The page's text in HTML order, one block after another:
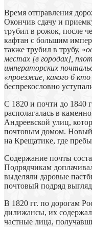
Время отправления
Окончив сдачу и
трубил в рожок, после
кафтан с большим
также трубил в трубу, «
местах [в городах],
императорских
«проезжие, какого б
беспрекословно
С 1820 и почти до 1840
располагалась в
Андреевской улиц,
почтовым домом. Новый
на Крещатике, где
Содержание почты
Подрядчикам
выделяли даровые
почтовый подряд
В 1820 гг. по дорогам
дилижансы, их
частные лица,